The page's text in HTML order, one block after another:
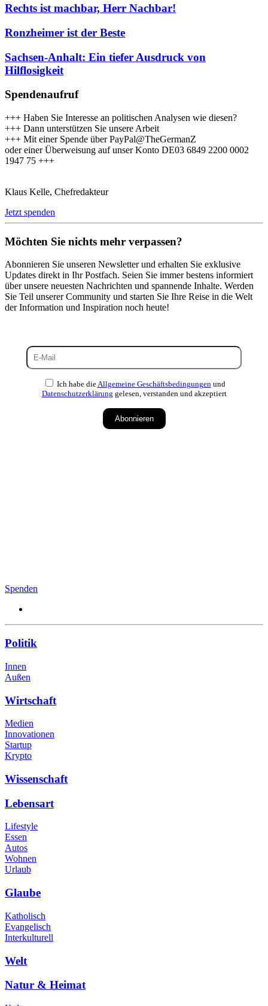
Rechts ist machbar, Herr Nachbar!
Ronzheimer ist der Beste
Sachsen-Anhalt: Ein tiefer Ausdruck von
Hilflosigkeit
Spendenaufruf
+++ Haben Sie Interesse an politischen Analysen wie diesen?
+++ Dann unterstützen Sie unsere Arbeit
+++ Mit einer Spende über PayPal@TheGermanZ
oder einer Überweisung auf unser Konto DE03 6849 2200 0002
1947 75 +++
Klaus Kelle, Chefredakteur
Jetzt spenden
Möchten Sie nichts mehr verpassen?
Abonnieren Sie unseren Newsletter und erhalten Sie exklusive
Updates direkt in Ihr Postfach. Seien Sie immer bestens informiert
über unsere neuesten Nachrichten und spannende Inhalte. Werden
Sie Teil unserer Community und starten Sie Ihre Reise in die Welt
der Information und Inspiration noch heute!
Ich habe die Allgemeine Geschäftsbedingungen und
Datenschutzerklärung gelesen, verstanden und akzeptiert
Abonnieren
Spenden
Politik
Innen
Außen
Wirtschaft
Medien
Innovationen
Startup
Krypto
Wissenschaft
Lebensart
Lifestyle
Essen
Autos
Wohnen
Urlaub
Glaube
Katholisch
Evangelisch
Interkulturell
Welt
Natur & Heimat